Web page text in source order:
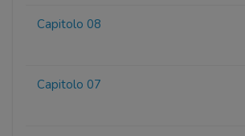
Capitolo 08
Capitolo 07